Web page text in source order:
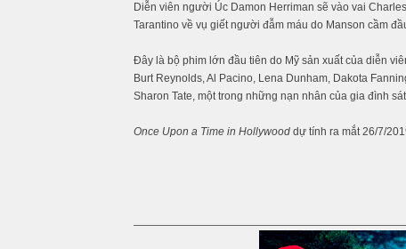
Diễn viên người Úc Damon Herriman sẽ vào vai
Tarantino về vụ giết người đẫm máu do Manson cầm
Đây là bộ phim lớn đầu tiên do Mỹ sản xuất của diễn
Burt Reynolds, Al Pacino, Lena Dunham, Dakota
Sharon Tate, một trong những nạn nhân của gia đình
Once Upon a Time in Hollywood dự tính ra mắt 26/7/